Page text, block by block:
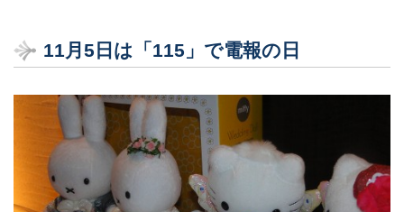
11 月5 日は「115 」で電報の日